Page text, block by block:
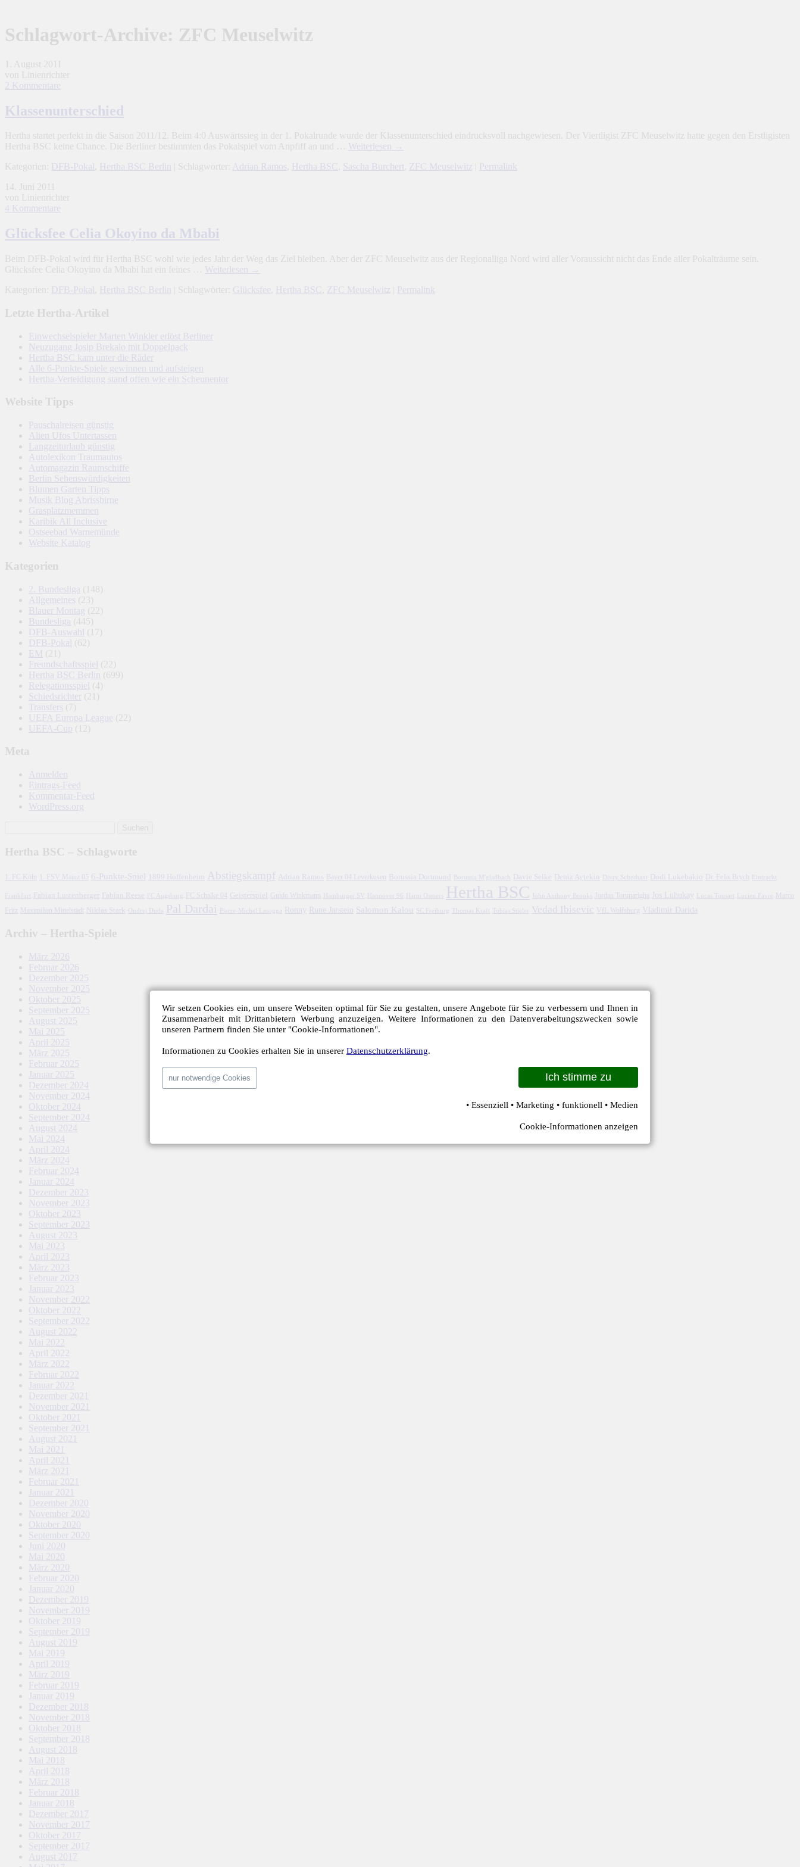
Schlagwort-Archive: ZFC Meuselwitz
1. August 2011
von Linienrichter
2 Kommentare
Klassenunterschied
Hertha startet perfekt in die Saison 2011/12. Beim 4:0 Auswärtssieg in der 1. Pokalrunde wurde der Klassenunterschied eindrucksvoll nachgewiesen. Der Viertligist ZFC Meuselwitz hatte gegen den Erstligisten
Hertha BSC keine Chance. Die Berliner bestimmten das Pokalspiel vom Anpfiff an und … Weiterlesen →
Kategorien:
DFB-Pokal , Hertha BSC Berlin | Schlagwörter: Adrian Ramos, Hertha BSC , Sascha Burchert, ZFC Meuselwitz
Permalink
14. Juni 2011
von Linienrichter
4 Kommentare
Glücksfee Celia Okoyino da Mbabi
Beim DFB-Pokal wird für Hertha BSC wohl wie jedes Jahr der Weg das Ziel bleiben. Aber der ZFC Meuselwitz aus der Regionalliga Nord wird aller Voraussicht nicht das Ende aller Pokalträume sein.
Glücksfee Celia Okoyino da Mbabi hat ein feines … Weiterlesen
→
Kategorien:
DFB-Pokal Hertha BSC Berlin | Schlagwörter: Glücksfee Hertha BSC ZFC Meuselwitz Permalink
Letzte Hertha-Artikel
Einwechselspieler Marten Winkler erlöst Berliner
Neuzugang Josip Brekalo mit Doppelpack
Hertha BSC kam unter die Räder
Alle 6-Punkte-Spiele gewinnen und aufsteigen
Hertha-Verteidigung stand offen wie ein Scheunentor
Website Tipps
Pauschalreisen günstig
Alien Ufos Untertassen
Langzeiturlaub günstig
Autolexikon Traumautos
Automagazin Raumschiffe
Berlin Sehenswürdigkeiten
Blumen Garten Tipps
Musik Blog Abrissbirne
Grasplatzmemmen
Karibik All Inclusive
Ostseebad Warnemünde
Website Katalog
Kategorien
2. Bundesliga (148)
Allgemeines (23)
Blauer Montag (22)
Bundesliga (445)
DFB-Auswahl
(17)
DFB-Pokal (62)
EM (21)
Freundschaftsspiel (22)
Hertha BSC Berlin
(699)
Relegationsspiel (4)
Schiedsrichter
(21)
Transfers (7)
UEFA Europa League (22)
UEFA-Cup (12)
Meta
Anmelden
Eintrags-Feed
Kommentar-Feed
WordPress.org
Hertha BSC – Schlagworte
1. FC Köln 1. FSV Mainz 05 6-Punkte-Spiel 1899 Hoffenheim Abstiegskampf Adrian Ramos Bayer 04 Leverkusen Borussia Dortmund Borussia M'gladbach Davie Selke Deniz Aytekin Derry Scherhant Dodi Lukebakio Dr. Felix Brych Eintracht
Fabian Lustenberger Fabian Reese FC Schalke 04 Geisterspiel Guido Winkmann Hamburger SV Hertha BSC Jordan Torunarigha Jos Luhukay Lucien Favre
Marco
Fritz
Maximilian Mittelstädt Niklas Stark Pal Dardai Pierre-Michel Lasogga Ronny Rune Jarstein Salomon Kalou SC Freiburg Tobias Stieler Vedad Ibisevic VfL Wolfsburg Vladimir Darida
Archiv – Hertha-Spiele
März 2026
Februar 2026
Dezember 2025
November 2025
Oktober 2025
September 2025
August 2025
Mai 2025
April 2025
März 2025
Februar 2025
Januar 2025
Dezember 2024
November 2024
Oktober 2024
September 2024
August 2024
Mai 2024
April 2024
März 2024
Februar 2024
Januar 2024
Dezember 2023
November 2023
Oktober 2023
September 2023
August 2023
Mai 2023
April 2023
März 2023
Februar 2023
Januar 2023
November 2022
Oktober 2022
September 2022
August 2022
Mai 2022
April 2022
März 2022
Februar 2022
Januar 2022
Dezember 2021
November 2021
Oktober 2021
September 2021
August 2021
Mai 2021
April 2021
März 2021
Februar 2021
Januar 2021
Dezember 2020
November 2020
Oktober 2020
September 2020
Juni 2020
Mai 2020
März 2020
Februar 2020
Januar 2020
Dezember 2019
November 2019
Oktober 2019
September 2019
August 2019
Mai 2019
April 2019
März 2019
Februar 2019
Januar 2019
Dezember 2018
November 2018
Oktober 2018
September 2018
August 2018
Mai 2018
April 2018
März 2018
Februar 2018
Januar 2018
Dezember 2017
November 2017
Oktober 2017
September 2017
August 2017
Wir setzen Cookies ein, um unsere Webseiten optimal für Sie zu gestalten, unsere Angebote für Sie zu verbessern und Ihnen in
Zusammenarbeit mit Drittanbietern Werbung anzuzeigen. Weitere Informationen zu den Datenverabeitungszwecken sowie
unseren Partnern finden Sie unter "Cookie-Informationen".
Informationen zu Cookies erhalten Sie in unserer Datenschutzerklärung.
nur notwendige Cookies Ich stimme zu
• Essenziell • Marketing • funktionell • Medien
Cookie-Informationen anzeigen